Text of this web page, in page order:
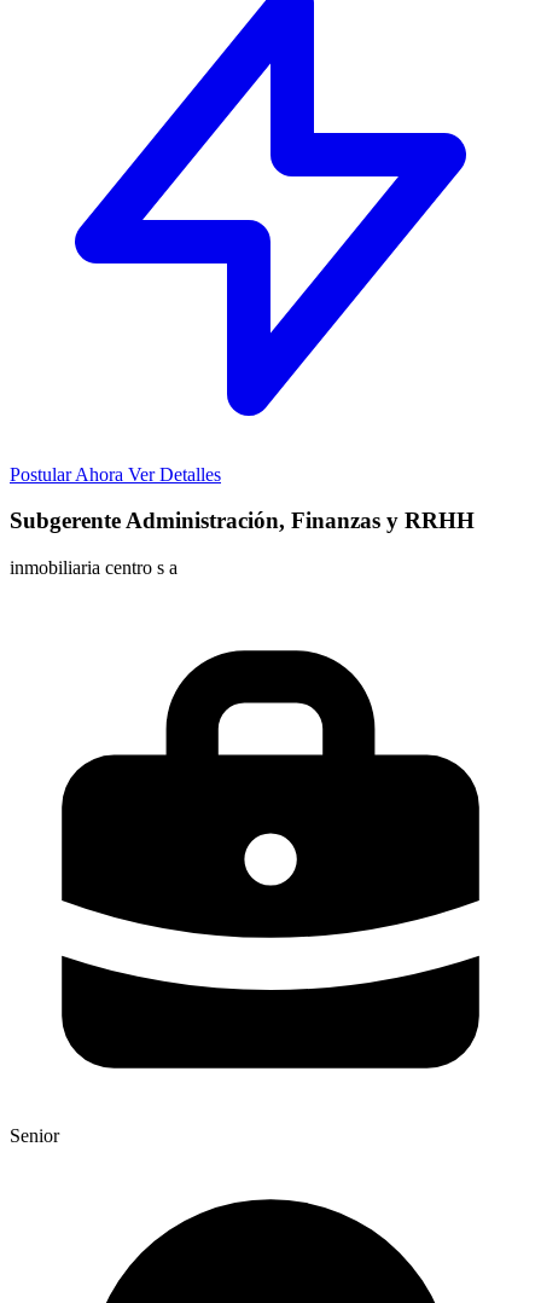
Postular Ahora Ver Detalles
Subgerente Administración, Finanzas y RRHH
inmobiliaria centro s a
Senior